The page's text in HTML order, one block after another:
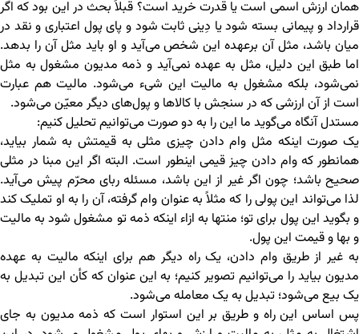
همان ارزش اسمی است یا قدرت خرید است؟ قبلاً بحث در این بود که اگر
قرارداد و پیمانی بسته شود یا دِینی ثابت شود و پای پول اعتباری و نقد در
میان باشد، مثل آن برعهده این شخص می‌آید و او باید مثل آن را بدهد.
اما طبق این دلیل، مثل به عهده نمی‌آید و ذمه مدیون مشغول به مثل
نمی‌شود، بلکه مشغول به مالیت این شیء می‌شود. مالیت هم عبارت
است از آن ارزشی که در سنجش با کالاها و پول‌های دیگر معیّن می‌شود.
مستدل آنگاه می‌گوید ما این را به دو صورت می‌توانیم تحلیل کنیم:
یک صورت اینکه مثل وام‌ دادن چیزی مثلی به قیمتش به شمار بیاید،
همانطور که وام دادن چیز قیمی اینطور است. البته اگر این مبنا در مثلی
صحیح باشد؛ چون اگر غیر از این باشد، مسئله ربای محرّم پیش می‌آید.
لذا می‌تواند این پولی را که مثلاً به عنوان وام گرفته، آن را به او تملیک کند
و بگوید این پول برای تو؛ منتها به ازاء اینکه ذمه تو مشغول شود به مالیت
و بها و قیمت این پول.
به غیر از طریق وام دادن، یک راه دیگر هم برای اینکه مالیت به عهده
مدیون بیاید را می‌توانیم تصویر کنیم؛ به این عنوان که کأن این تبدیل به
یک بیع می‌شود؛ تبدیل به یک معامله می‌شود.
پس اساس این راه و طریق بر این استوار است که ذمه مدیون به جای